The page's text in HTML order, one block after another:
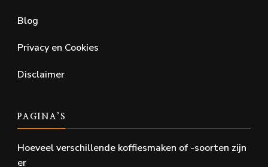
Blog
Privacy en Cookies
Disclaimer
PAGINA’S
Hoeveel verschillende koffiesmaken of -soorten zijn
er